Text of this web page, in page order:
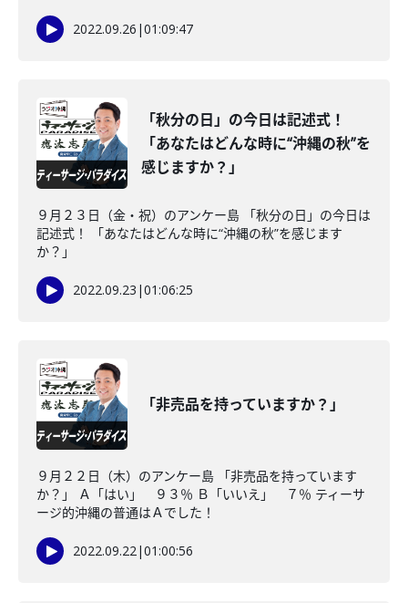
2022.09.26 |01:09:47
「秋分の日」の今日は記述式！
「あなたはどんな時に“沖縄の秋”を
感じますか？」
９月２３日（金・祝）のアンケー島 「秋分の日」の今日は
記述式！ 「あなたはどんな時に“沖縄の秋”を感じます
か？」
2022.09.23 |01:06:25
「非売品を持っていますか？」
９月２２日（木）のアンケー島 「非売品を持っています
か？」 Ａ「はい」 ９３％ Ｂ「いいえ」 ７％ ティーサ
ージ的沖縄の普通はＡでした！
2022.09.22|01:00:56